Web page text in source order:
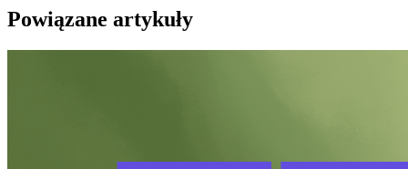
Powiązane artykuły